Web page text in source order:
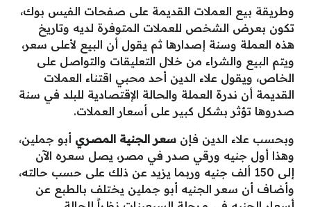
وطريقة بيع العملات القديمة على صفحات الفيس بوك،
تكون بعرض الشخص للعملات المتوفرة لديه وتاريخ
هذه العملة وسنة إصدارها ثم يقول أن البيع لأعلى سعر،
ويتم البيع والشراء من خلال التعليقات والتواصل على
الخاص، ويقول علاء الدين أحد محبي اقتناء العملات
القديمة أن ندرة العملة والحالة الإقتصادية للبلد في سنة
صدروها تؤثر بشكل كبير على أسعار العملات.
وبحسب علاء الدين فإن سعر الجنية المصري أبو جملين،
وهذا أول جنيه ورقي صدر في مصر، يصل سعره الآن
إلى 150 ألف جنيه وربما يزيد عن ذلك على حسب حالته،
وأضاف أن سعر الجنيه أبو جملين يختلف بالطبع عن